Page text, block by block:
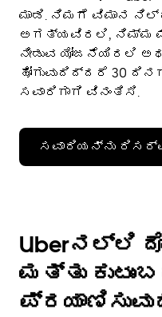
ಮಾಡಿ. ನಿಮಗೆ ವಿಮಾನ
ಅಗತ್ಯವಿರಲಿ, ನಿಮ್ಮ
ನೀಡುವ ಯೋಜನೆಯಿರಲಿ
ಹೋಗುವುದಿದ್ದರೆ 30
ಸವಾರಿಗಾಗಿ ವಿನಂತಿಸಿ.
ಸವಾರಿಯನ್ನು
Uberನಲ್ಲಿ
ಮತ್ತು